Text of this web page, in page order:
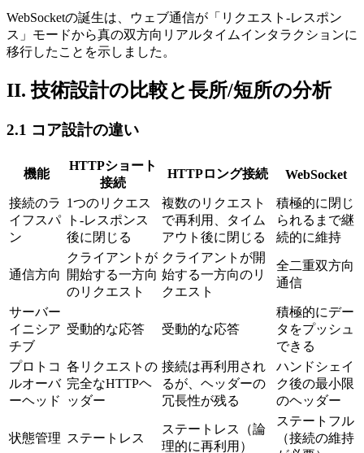
WebSocketの誕生は、ウェブ通信が「リクエスト-レスポン
ス」モードから真の双方向リアルタイムインタラクションに
移行したことを示しました。
II. 技術設計の比較と長所/短所の分析
2.1 コア設計の違い
機能
HTTPショート
接続
HTTPロング接続 WebSocket
接続のラ
イフスパ
ン
1つのリクエス
ト-レスポンス
後に閉じる
複数のリクエスト
で再利用、タイム
アウト後に閉じる
積極的に閉じ
られるまで継
続的に維持
通信方向
クライアントが
開始する一方向
のリクエスト
クライアントが開
始する一方向のリ
クエスト
全二重双方向
通信
サーバー
イニシア
チブ
受動的な応答 受動的な応答
積極的にデー
タをプッシュ
できる
プロトコ
ルオーバ
ーヘッド
各リクエストの
完全なHTTPヘ
ッダー
接続は再利用され
るが、ヘッダーの
冗長性が残る
ハンドシェイ
ク後の最小限
のヘッダー
状態管理 ステートレス
ステートレス（論
理的に再利用）
ステートフル
（接続の維持